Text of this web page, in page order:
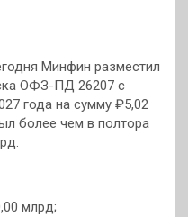
Минфин разместил
ОФЗ-ПД 26207 с
года на сумму ₽5,02
более чем в полтора
млрд;